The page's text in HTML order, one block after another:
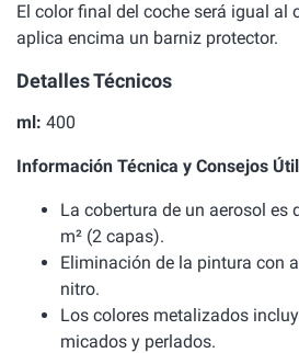
El color final del coche será igual al
aplica encima un barniz protector.
Detalles Técnicos
ml: 400
Información Técnica y Consejos
La cobertura de un aerosol es
m² (2 capas).
Eliminación de la pintura con
nitro.
Los colores metalizados
micados y perlados.